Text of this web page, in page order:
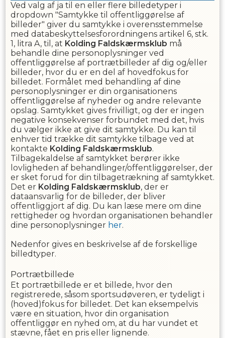
Ved valg af ja til en eller flere billedetyper i
dropdown "Samtykke til offentliggørelse af
billeder" giver du samtykke i overensstemmelse
med databeskyttelsesforordningens artikel 6, stk.
1, litra A, til, at Kolding Faldskærmsklub må
behandle dine personoplysninger ved
offentliggørelse af portrætbilleder af dig og/eller
billeder, hvor du er en del af hovedfokus for
billedet. Formålet med behandling af dine
personoplysninger er din organisationens
offentliggørelse af nyheder og andre relevante
opslag. Samtykket gives frivilligt, og der er ingen
negative konsekvenser forbundet med det, hvis
du vælger ikke at give dit samtykke. Du kan til
enhver tid trække dit samtykke tilbage ved at
kontakte Kolding Faldskærmsklub.
Tilbagekaldelse af samtykket berører ikke
lovligheden af behandlinger/offentliggørelser, der
er sket forud for din tilbagetrækning af samtykket.
Det er Kolding Faldskærmsklub, der er
dataansvarlig for de billeder, der bliver
offentliggjort af dig. Du kan læse mere om dine
rettigheder og hvordan organisationen behandler
dine personoplysninger her.
Nedenfor gives en beskrivelse af de forskellige
billedtyper.
Portrætbillede
Et portrætbillede er et billede, hvor den
registrerede, såsom sportsudøveren, er tydeligt i
(hoved)fokus for billedet. Det kan eksempelvis
være en situation, hvor din organisation
offentliggør en nyhed om, at du har vundet et
stævne, fået en pris eller lignende.